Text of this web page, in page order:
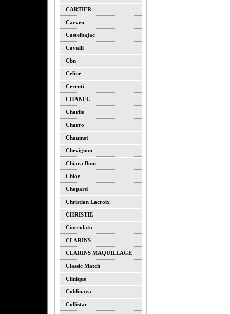
CARTIER
Carven
Castelbajac
Cavalli
Cbn
Celine
Cerruti
CHANEL
Charlie
Charro
Chaumet
Chevignon
Chiara Boni
Chloe'
Chopard
Christian Lacroix
CHRISTIE
Cioccolato
CLARINS
CLARINS MAQUILLAGE
Classic Match
Clinique
Coldinava
Collistar